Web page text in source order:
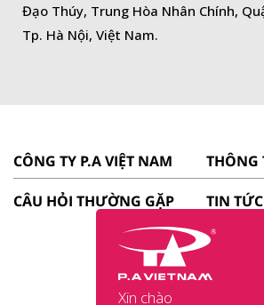
Đạo Thúy, Trung Hòa Nhân Chính,
Tp. Hà Nội, Việt Nam.
CÔNG TY P.A VIỆT NAM THÔNG
CÂU HỎI THƯỜNG GẶP TIN
Xin chào